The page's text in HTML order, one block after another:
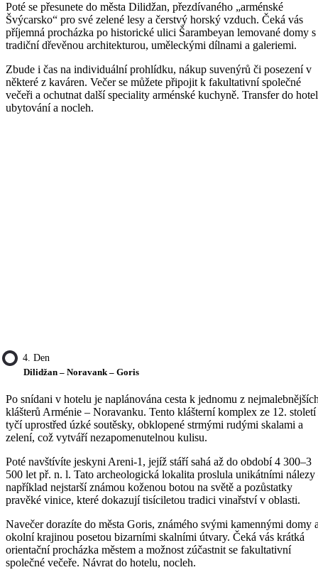
Poté se přesunete do města Dilidžan, přezdívaného „arménské
Švýcarsko“ pro své zelené lesy a čerstvý horský vzduch. Čeká vás
příjemná procházka po historické ulici Šarambeyan lemované domy s
tradiční dřevěnou architekturou, uměleckými dílnami a galeriemi.
Zbude i čas na individuální prohlídku, nákup suvenýrů či posezení v
některé z kaváren. Večer se můžete připojit k fakultativní společné
večeři a ochutnat další speciality arménské kuchyně. Transfer do
ubytování a nocleh.
4. Den
Dilidžan – Noravank – Goris
Po snídani v hotelu je naplánována cesta k jednomu z
klášterů Arménie – Noravanku. Tento klášterní komplex ze 12. století
tyčí uprostřed úzké soutěsky, obklopené strmými rudými skalami a
zelení, což vytváří nezapomenutelnou kulisu.
Poté navštívíte jeskyni Areni-1, jejíž stáří sahá až do období 4 300–3
500 let př. n. l. Tato archeologická lokalita proslula unikátními nálezy
například nejstarší známou koženou botou na světě a pozůstatky
pravěké vinice, které dokazují tisíciletou tradici vinařství v oblasti.
Navečer dorazíte do města Goris, známého svými kamennými domy
okolní krajinou posetou bizarními skalními útvary. Čeká vás krátká
orientační procházka městem a možnost zúčastnit se fakultativní
společné večeře. Návrat do hotelu, nocleh.